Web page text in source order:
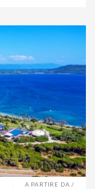
A PARTIRE DA /